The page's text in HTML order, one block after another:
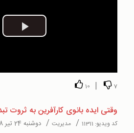
Play
7
|
10
وقتی ایده بانوی کارآفرین به ثروت
کد ویدیو: 11311
/ مدیریت/ دوشنبه 24 تیر 1398